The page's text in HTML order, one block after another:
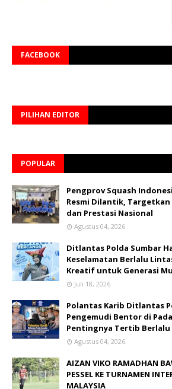
FACEBOOK
PILIHAN EDITOR
POPULAR
Pengprov Squash
Resmi Dilantik,
dan Prestasi Nasional
Agustus 04, 2026
Ditlantas Polda Sumbar
Keselamatan Berlalu
Kreatif untuk Generasi
Juli 18, 2026
Polantas Karib Ditlantas
Pengemudi Bentor di
Pentingnya Tertib
Agustus 04, 2026
AIZAN VIKO RAMADHAN
PESSEL KE TURNAMEN
MALAYSIA